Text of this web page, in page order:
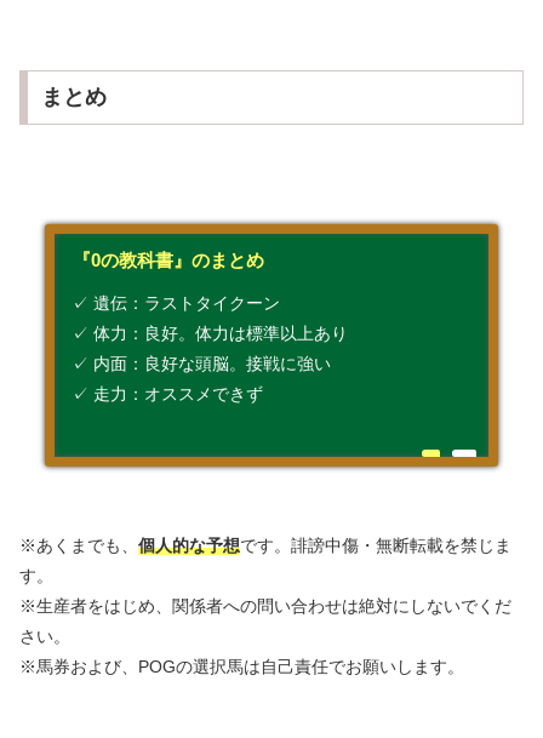
まとめ
『0の教科書』のまとめ
✓ 遺伝：ラストタイクーン
✓ 体力：良好。体力は標準以上あり
✓ 内面：良好な頭脳。接戦に強い
✓ 走力：オススメできず
※あくまでも、 個人的な予想です。誹謗中傷・無断転載を禁じま
す。
※生産者をはじめ、関係者への問い合わせは絶対にしないでくだ
さい。
※馬券および、POGの選択馬は自己責任でお願いします。